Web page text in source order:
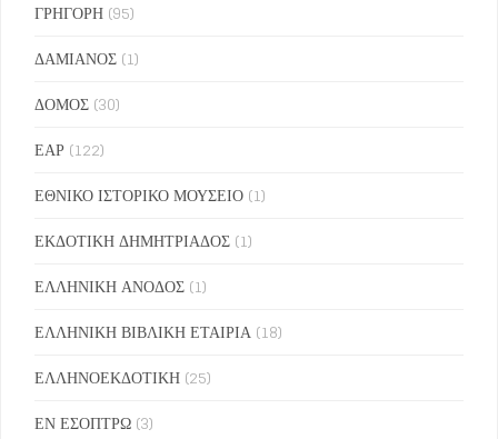
ΓΡΗΓΟΡΗ (95)
ΔΑΜΙΑΝΟΣ (1)
ΔΟΜΟΣ (30)
ΕΑΡ (122)
ΕΘΝΙΚΟ ΙΣΤΟΡΙΚΟ ΜΟΥΣΕΙΟ (1)
ΕΚΔΟΤΙΚΗ ΔΗΜΗΤΡΙΑΔΟΣ (1)
ΕΛΛΗΝΙΚΗ ΑΝΟΔΟΣ (1)
ΕΛΛΗΝΙΚΗ ΒΙΒΛΙΚΗ ΕΤΑΙΡΙΑ (18)
ΕΛΛΗΝΟΕΚΔΟΤΙΚΗ (25)
ΕΝ ΕΣΟΠΤΡΩ (3)